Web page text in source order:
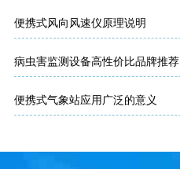
便携式风向风速仪原理说明
病虫害监测设备高性价比品牌推荐
便携式气象站应用广泛的意义